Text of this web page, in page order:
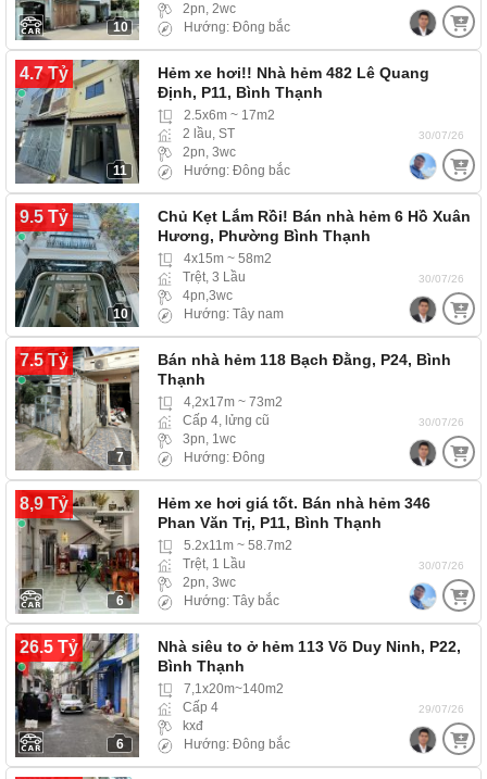
10
2pn, 2wc
Hướng: Đông bắc
4.7 Tỷ
11
Hẻm xe hơi!! Nhà hẻm 482 Lê Quang
Định, P11, Bình Thạnh
2.5x6m ~ 17m2
2 lầu, ST
2pn, 3wc
Hướng: Đông bắc
30/07/26
9.5 Tỷ
10
Chủ Kẹt Lắm Rồi! Bán nhà hẻm 6 Hồ Xuân
Hương, Phường Bình Thạnh
4x15m ~ 58m2
Trệt, 3 Lầu
4pn,3wc
Hướng: Tây nam
30/07/26
7.5 Tỷ
7
Bán nhà hẻm 118 Bạch Đằng, P24, Bình
Thạnh
4,2x17m ~ 73m2
Cấp 4, lửng cũ
3pn, 1wc
Hướng: Đông
30/07/26
8,9 Tỷ
6
Hẻm xe hơi giá tốt. Bán nhà hẻm 346
Phan Văn Trị, P11, Bình Thạnh
5.2x11m ~ 58.7m2
Trệt, 1 Lầu
2pn, 3wc
Hướng: Tây bắc
30/07/26
26.5 Tỷ
6
Nhà siêu to ở hẻm 113 Võ Duy Ninh, P22,
Bình Thạnh
7,1x20m~140m2
Cấp 4
kxđ
Hướng: Đông bắc
29/07/26